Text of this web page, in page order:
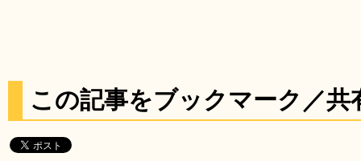
この記事をブックマーク／共